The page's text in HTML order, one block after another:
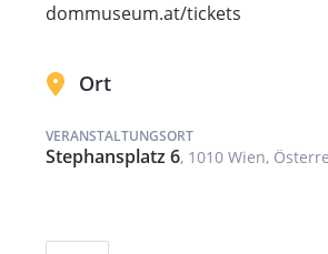
dommuseum.at/tickets
Ort
VERANSTALTUNGSORT
Stephansplatz 6, 1010 Wien,